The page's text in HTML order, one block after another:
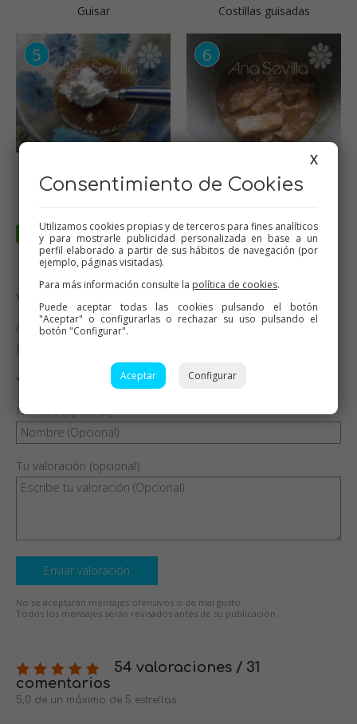
Guisar Costillas guisadas
maizena
Costillas a la cerveza
Valora esta receta
¿Te ha gustado esta receta? Valórala y dime qué
piensas
Nombre (opcional)
Tu valoración (opcional)
Enviar valoración
No se aceptarán mensajes ofensivos o de mal gusto.
Todos los mensajes serán revisados antes de su publicación.
54 valoraciones / 31
comentarios
5,0 de un máximo de 5 estrellas
X
Consentimiento de Cookies
Utilizamos cookies propias y de terceros para fines analíticos
y para mostrarle publicidad personalizada en base a un
perfil elaborado a partir de sus hábitos de navegación (por
ejemplo, páginas visitadas).
Para más información consulte la política de cookies.
Puede aceptar todas las cookies pulsando el botón
"Aceptar" o configurarlas o rechazar su uso pulsando el
botón "Configurar".
Aceptar Configurar